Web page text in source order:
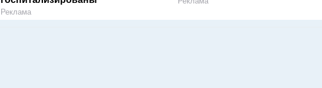
Реклама